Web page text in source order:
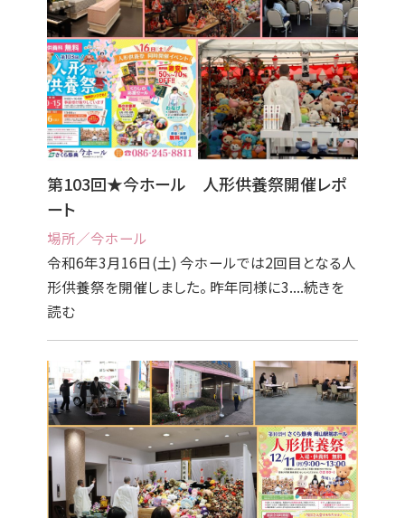
第103回★今ホール 人形供養祭開催レポ
ート
場所／今ホール
令和6年3月16日(土) 今ホールでは2回目となる人
形供養祭を開催しました。 昨年同様に3....続きを
読む